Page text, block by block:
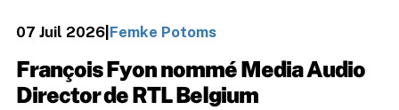
07 Juil 2026| Femke Potoms
François Fyon nommé Media Audio
Director de RTL Belgium